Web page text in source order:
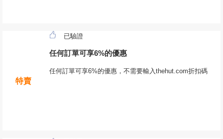
特賣
已驗證
任何訂單可享6%的優惠
任何訂單可享6%的優惠，不需要輸入thehut.com折扣碼